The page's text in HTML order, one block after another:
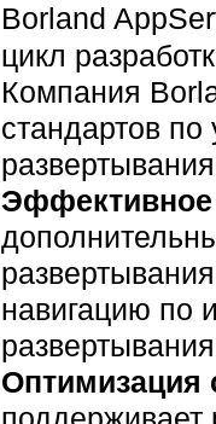
Borland
цикл
Компания
стандартов
Эффективное
навигацию по
Оптимизация